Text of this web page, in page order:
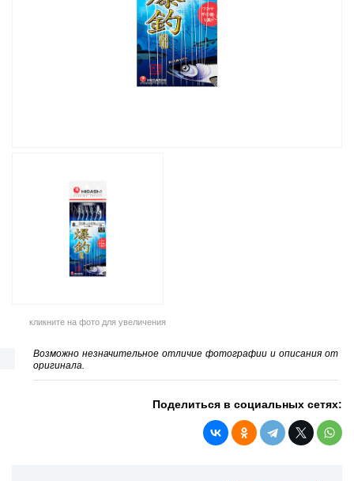
кликните на фото для увеличения
Возможно незначительное отличие фотографии и описания от
оригинала.
Поделиться в социальных сетях: